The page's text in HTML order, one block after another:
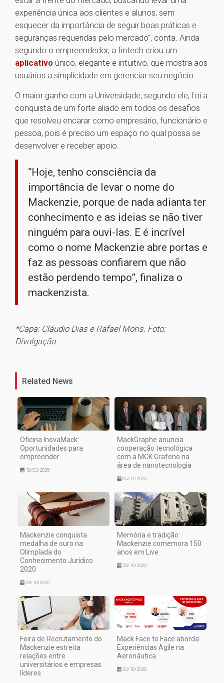
experiência única aos clientes e alunos, sem
esquecer da importância de seguir boas práticas e
seguranças requeridas pelo mercado”, conta. Ainda
segundo o empreendedor, a fintech criou um
aplicativo único, elegante e intuitivo, que mostra aos
usuários a simplicidade em gerenciar seu negócio.
O maior ganho com a Universidade, segundo ele, foi a
conquista de um forte aliado em todos os desafios
que resolveu encarar como empresário, funcionário e
pessoa, pois é preciso um espaço no qual possa se
desenvolver e receber apoio.
“Hoje, tenho consciência da
importância de levar o nome do
Mackenzie, porque de nada adianta ter
conhecimento e as ideias se não tiver
ninguém para ouvi-las. E é incrível
como o nome Mackenzie abre portas e
faz as pessoas confiarem que não
estão perdendo tempo”, finaliza o
mackenzista.
*Capa: Cláudio Dias e Rafael Moris. Foto:
Divulgação
Related News
Oficina InovaMack:
Oportunidades para
empreender
18/03/2025
MackGraphe anuncia
cooperação tecnológica
com a MCK Grafeno na
área de nanotecnologia
05/11/2020
Mackenzie conquista
medalha de ouro na
Olimpíada do
Conhecimento Jurídico
2020
23/10/2020
Memória e tradição:
Mackenzie comemora 150
anos em Live
23/10/2020
Feira de Recrutamento do
Mackenzie estreita
relações entre
universitários e empresas
líderes
Mack Face to Face aborda
Experiências Agile na
Aeronáutica
22/10/2020